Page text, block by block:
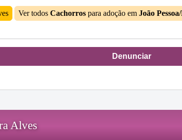
Ver todos Cachorros para adoção em João
Denunciar
Alves